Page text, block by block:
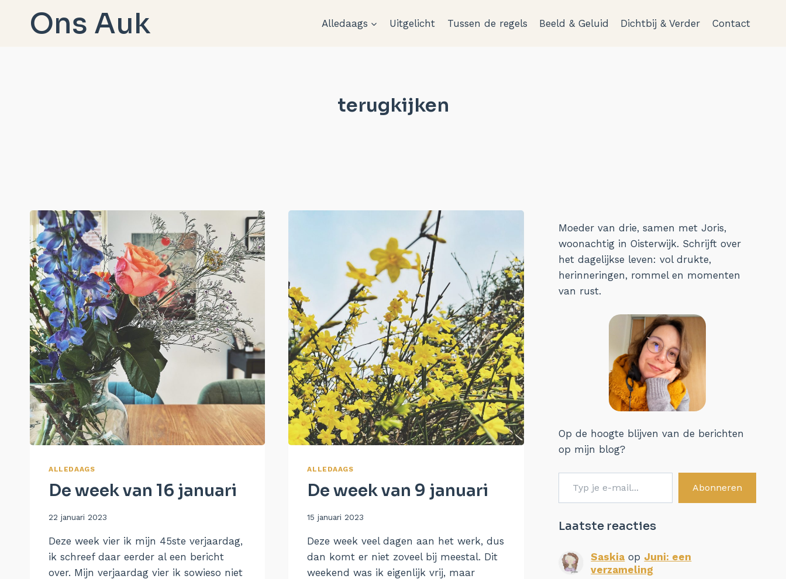
Ons Auk Alledaags Uitgelicht Tussen de regels Beeld & Geluid Dichtbij & Verder Contact
terugkijken
ALLEDAAGS
De week van 16 januari
Door
22 januari 2023
Deze week vier ik mijn 45ste verjaardag,
ik schreef daar eerder al een bericht
over. Mijn verjaardag vier ik sowieso niet
ALLEDAAGS
De week van 9 januari
Door
15 januari 2023
Deze week veel dagen aan het werk, dus
dan komt er niet zoveel bij meestal. Dit
weekend was ik eigenlijk vrij, maar
Moeder van drie, samen met Joris,
woonachtig in Oisterwijk. Schrijft over
het dagelijkse leven: vol drukte,
herinneringen, rommel en momenten
van rust.
Op de hoogte blijven van de berichten
op mijn blog?
Typ je e-mail...
Abonneren
Laatste reacties
Saskia op Juni: een
verzameling